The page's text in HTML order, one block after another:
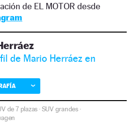
de EL MOTOR desde
de Mario Herráez en
de 7 plazas ·SUV grandes ·